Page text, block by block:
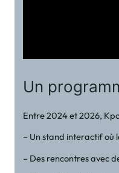
Un
Entre 2024 et 2026,
– Un stand interactif où
– Des rencontres avec